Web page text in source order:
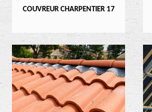
COUVREUR CHARPENTIER 17